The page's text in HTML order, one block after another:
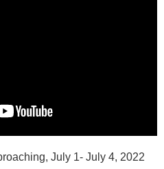
July 1- July 4, 2022